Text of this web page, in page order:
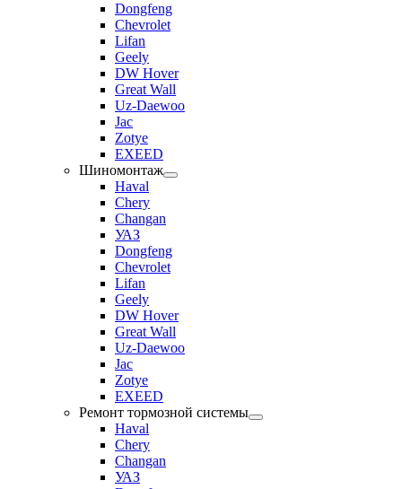
Dongfeng
Chevrolet
Lifan
Geely
DW Hover
Great Wall
Uz-Daewoo
Jac
Zotye
EXEED
Шиномонтаж
Haval
Chery
Changan
УАЗ
Dongfeng
Chevrolet
Lifan
Geely
DW Hover
Great Wall
Uz-Daewoo
Jac
Zotye
EXEED
Ремонт тормозной системы
Haval
Chery
Changan
УАЗ